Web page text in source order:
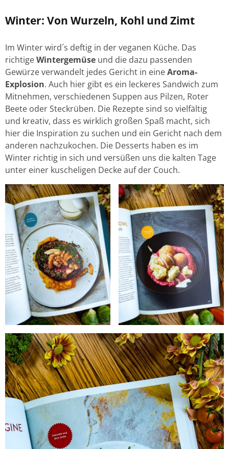
Winter: Von Wurzeln, Kohl und Zimt
Im Winter wird´s deftig in der veganen Küche. Das
richtigeWintergemüse und die dazu passenden
Gewürze verwandelt jedes Gericht in eineAroma-
Explosion. Auch hier gibt es ein leckeres Sandwich zum
Mitnehmen, verschiedenen Suppen aus Pilzen, Roter
Beete oder Steckrüben. Die Rezepte sind so vielfältig
und kreativ, dass es wirklich großen Spaß macht, sich
hier die Inspiration zu suchen und ein Gericht nach dem
anderen nachzukochen. Die Desserts haben es im
Winter richtig in sich und versüßen uns die kalten Tage
unter einer kuscheligen Decke auf der Couch.